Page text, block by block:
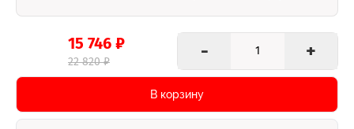
15 746 ₽
22 820 ₽ - +
В корзину